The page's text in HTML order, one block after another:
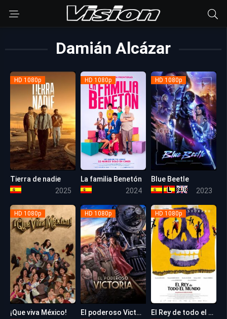
Damián Alcázar
HD 1080p
Tierra de nadie
2025
HD 1080p
La familia Benetón
2024
HD 1080p
Blue Beetle
2023
HD 1080p
¡Que viva México!
HD 1080p
El poderoso Victoria
HD 1080p
El Rey de todo el mundo